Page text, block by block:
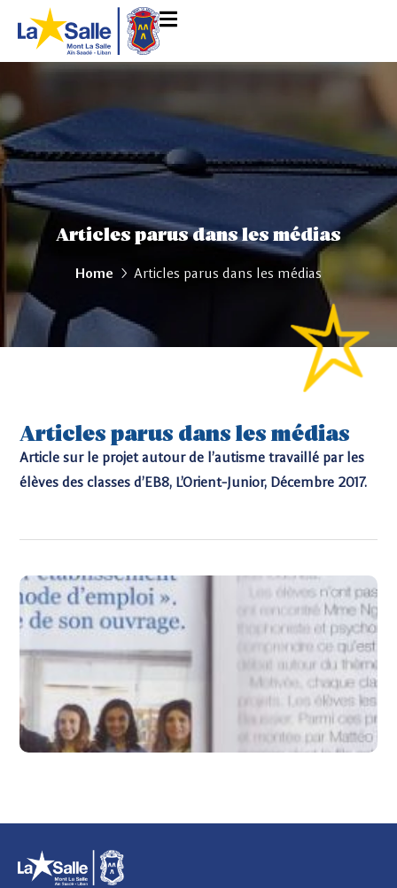
Articles parus dans les médias
Home Articles parus dans les médias
Articles parus dans les médias
Article sur le projet autour de l’autisme travaillé par les
élèves des classes d’EB8, L’Orient-Junior, Décembre 2017.